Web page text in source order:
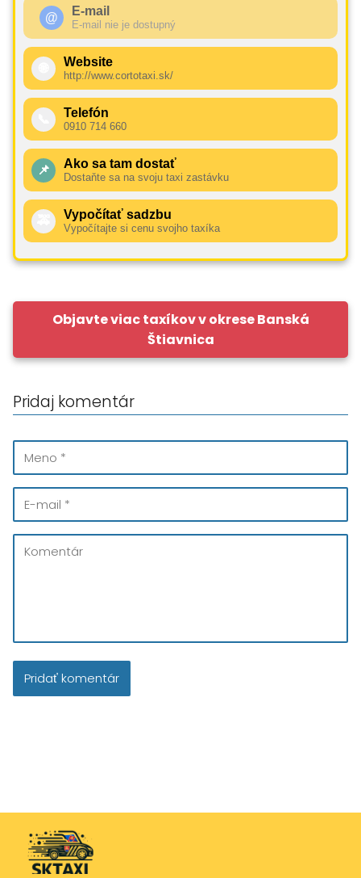
@ E-mail
E-mail nie je dostupný
Website
http://www.cortotaxi.sk/
Telefón
0910 714 660
📌 Ako sa tam dostať
Dostaňte sa na svoju taxi zastávku
Vypočítať sadzbu
Vypočítajte si cenu svojho taxíka
Objavte viac taxíkov v okrese Banská
Štiavnica
Pridaj komentár